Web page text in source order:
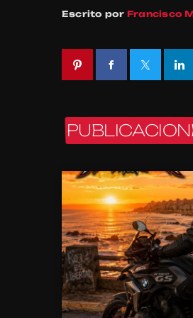
Escrito por Francisco